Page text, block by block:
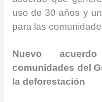
uso de 30 años y
para las
Nuevo
comunidades del
la deforestación